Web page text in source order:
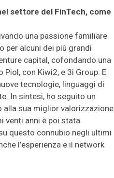
settore del FinTech, come
una passione familiare
per alcuni dei più grandi
capital, cofondando una
con Kiwi2, e 3i Group. E
tecnologie, linguaggi di
In sintesi, ho seguito un
alla sua miglior valorizzazione
venti anni è poi stata
questo connubio negli ultimi
l’esperienza e il network